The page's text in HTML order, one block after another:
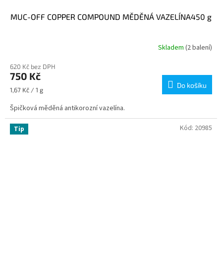
MUC-OFF COPPER COMPOUND MĚDĚNÁ VAZELÍNA450 g
Skladem (2 balení)
620 Kč bez DPH
750 Kč
Měrná
1,67 Kč / 1 g
Do košíku
Špičková měděná antikorozní vazelína.
Tip Kód: 20985